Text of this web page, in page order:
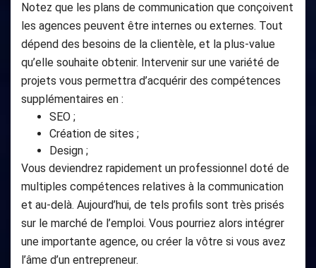
Notez que les plans de communication que conçoivent
les agences peuvent être internes ou externes. Tout
dépend des besoins de la clientèle, et la plus-value
qu’elle souhaite obtenir. Intervenir sur une variété de
projets vous permettra d’acquérir des compétences
supplémentaires en :
SEO ;
Création de sites ;
Design ;
Vous deviendrez rapidement un professionnel doté de
multiples compétences relatives à la communication
et au-delà. Aujourd’hui, de tels profils sont très prisés
sur le marché de l’emploi. Vous pourriez alors intégrer
une importante agence, ou créer la vôtre si vous avez
l’âme d’un entrepreneur.